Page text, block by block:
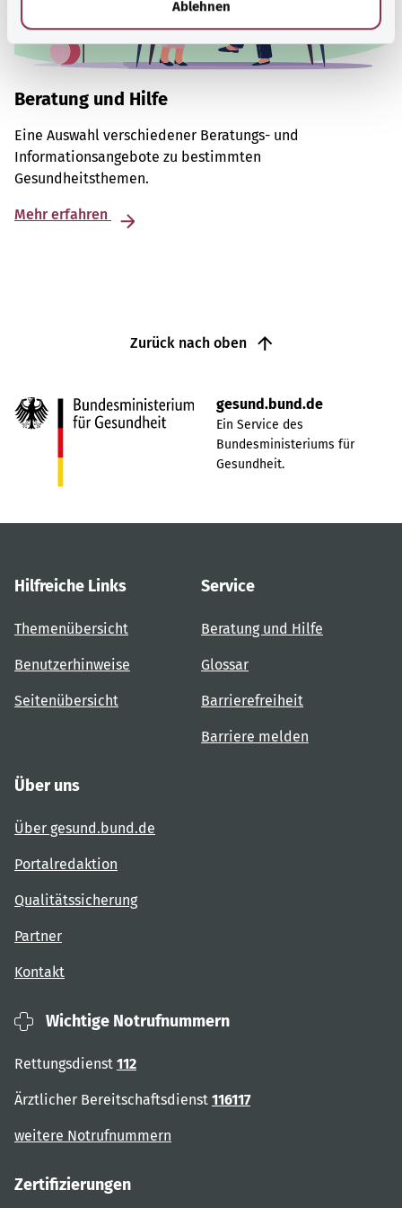
Ablehnen
Beratung und Hilfe
Eine Auswahl verschiedener Beratungs- und
Informationsangebote zu bestimmten
Gesundheitsthemen.
Mehr erfahren
Zurück nach oben
gesund.bund.de
Ein Service des
Bundesministeriums für
Gesundheit.
Hilfreiche Links
Themenübersicht
Benutzerhinweise
Seitenübersicht
Service
Beratung und Hilfe
Glossar
Barrierefreiheit
Barriere melden
Über uns
Über gesund.bund.de
Portalredaktion
Qualitätssicherung
Partner
Kontakt
Wichtige Notrufnummern
Rettungsdienst 112
Ärztlicher Bereitschaftsdienst 116117
weitere Notrufnummern
Zertifizierungen